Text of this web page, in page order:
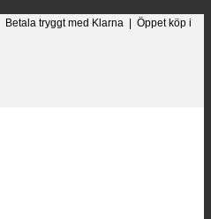
Betala tryggt med Klarna | Öppet köp i